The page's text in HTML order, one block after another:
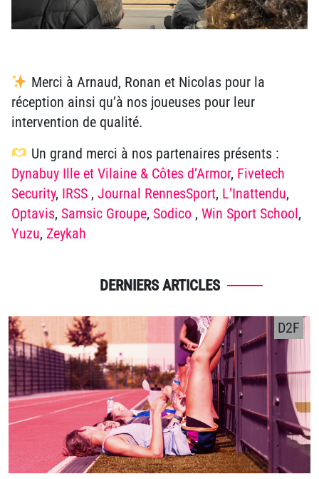
Merci à Arnaud, Ronan et Nicolas pour la
réception ainsi qu’à nos joueuses pour leur
intervention de qualité.
Un grand merci à nos partenaires présents :
Dynabuy Ille et Vilaine & Côtes d’Armor, Fivetech
Security, IRSS , Journal RennesSport, L’Inattendu,
Optavis, Samsic Groupe, Sodico , Win Sport School ,
Yuzu, Zeykah
DERNIERS ARTICLES
D2F